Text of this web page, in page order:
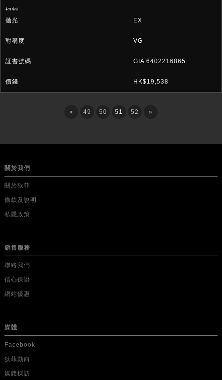
EX
VG
GIA 6402216865
HK$19,538
« 49 50 51 52 »
關於我們
關於狄菲
條款及說明
私隱政策
銷售服務
聯絡我們
信心保證
網站優惠
媒體
Facebook
狄菲動向
媒體採訪